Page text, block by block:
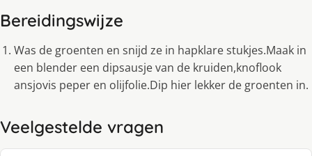
Bereidingswijze
Was de groenten en snijd ze in hapklare stukjes.Maak in
een blender een dipsausje van de kruiden,knoflook
ansjovis peper en olijfolie.Dip hier lekker de groenten in.
Veelgestelde vragen